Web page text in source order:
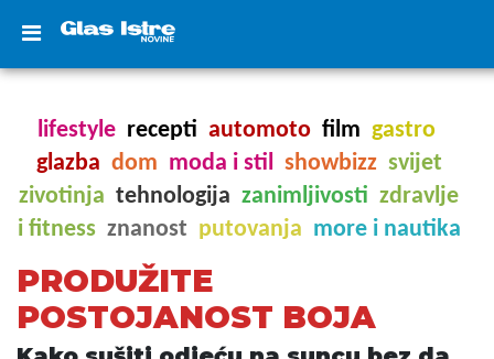
lifestyle recepti automoto film gastro
glazba dom moda i stil showbizz svijet
zivotinja tehnologija zanimljivosti zdravlje
i fitness znanost putovanja more i nautika
PRODUŽITE
POSTOJANOST BOJA